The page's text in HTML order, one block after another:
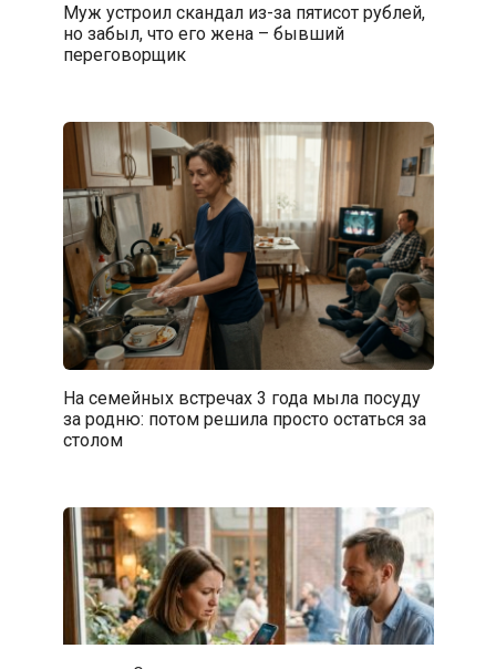
Муж устроил скандал из-за пятисот рублей,
но забыл, что его жена – бывший
переговорщик
На семейных встречах 3 года мыла посуду
за родню: потом решила просто остаться за
столом